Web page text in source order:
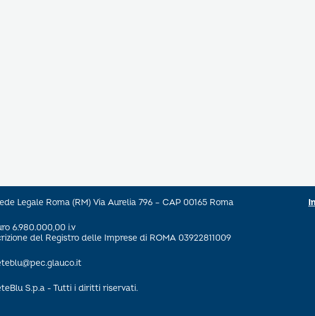
Legale Roma (RM) Via Aurelia 796 – CAP 00165 Roma
6.980.000,00 i.v
del Registro delle Imprese di ROMA 03922811009
S.p.a - Tutti i diritti riservati.